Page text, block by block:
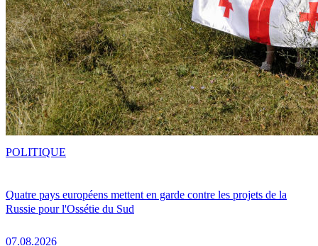
Quatre pays européens mettent en garde contre les projets de la
Russie pour l'Ossétie du Sud
07.08.2026
POLITIQUE